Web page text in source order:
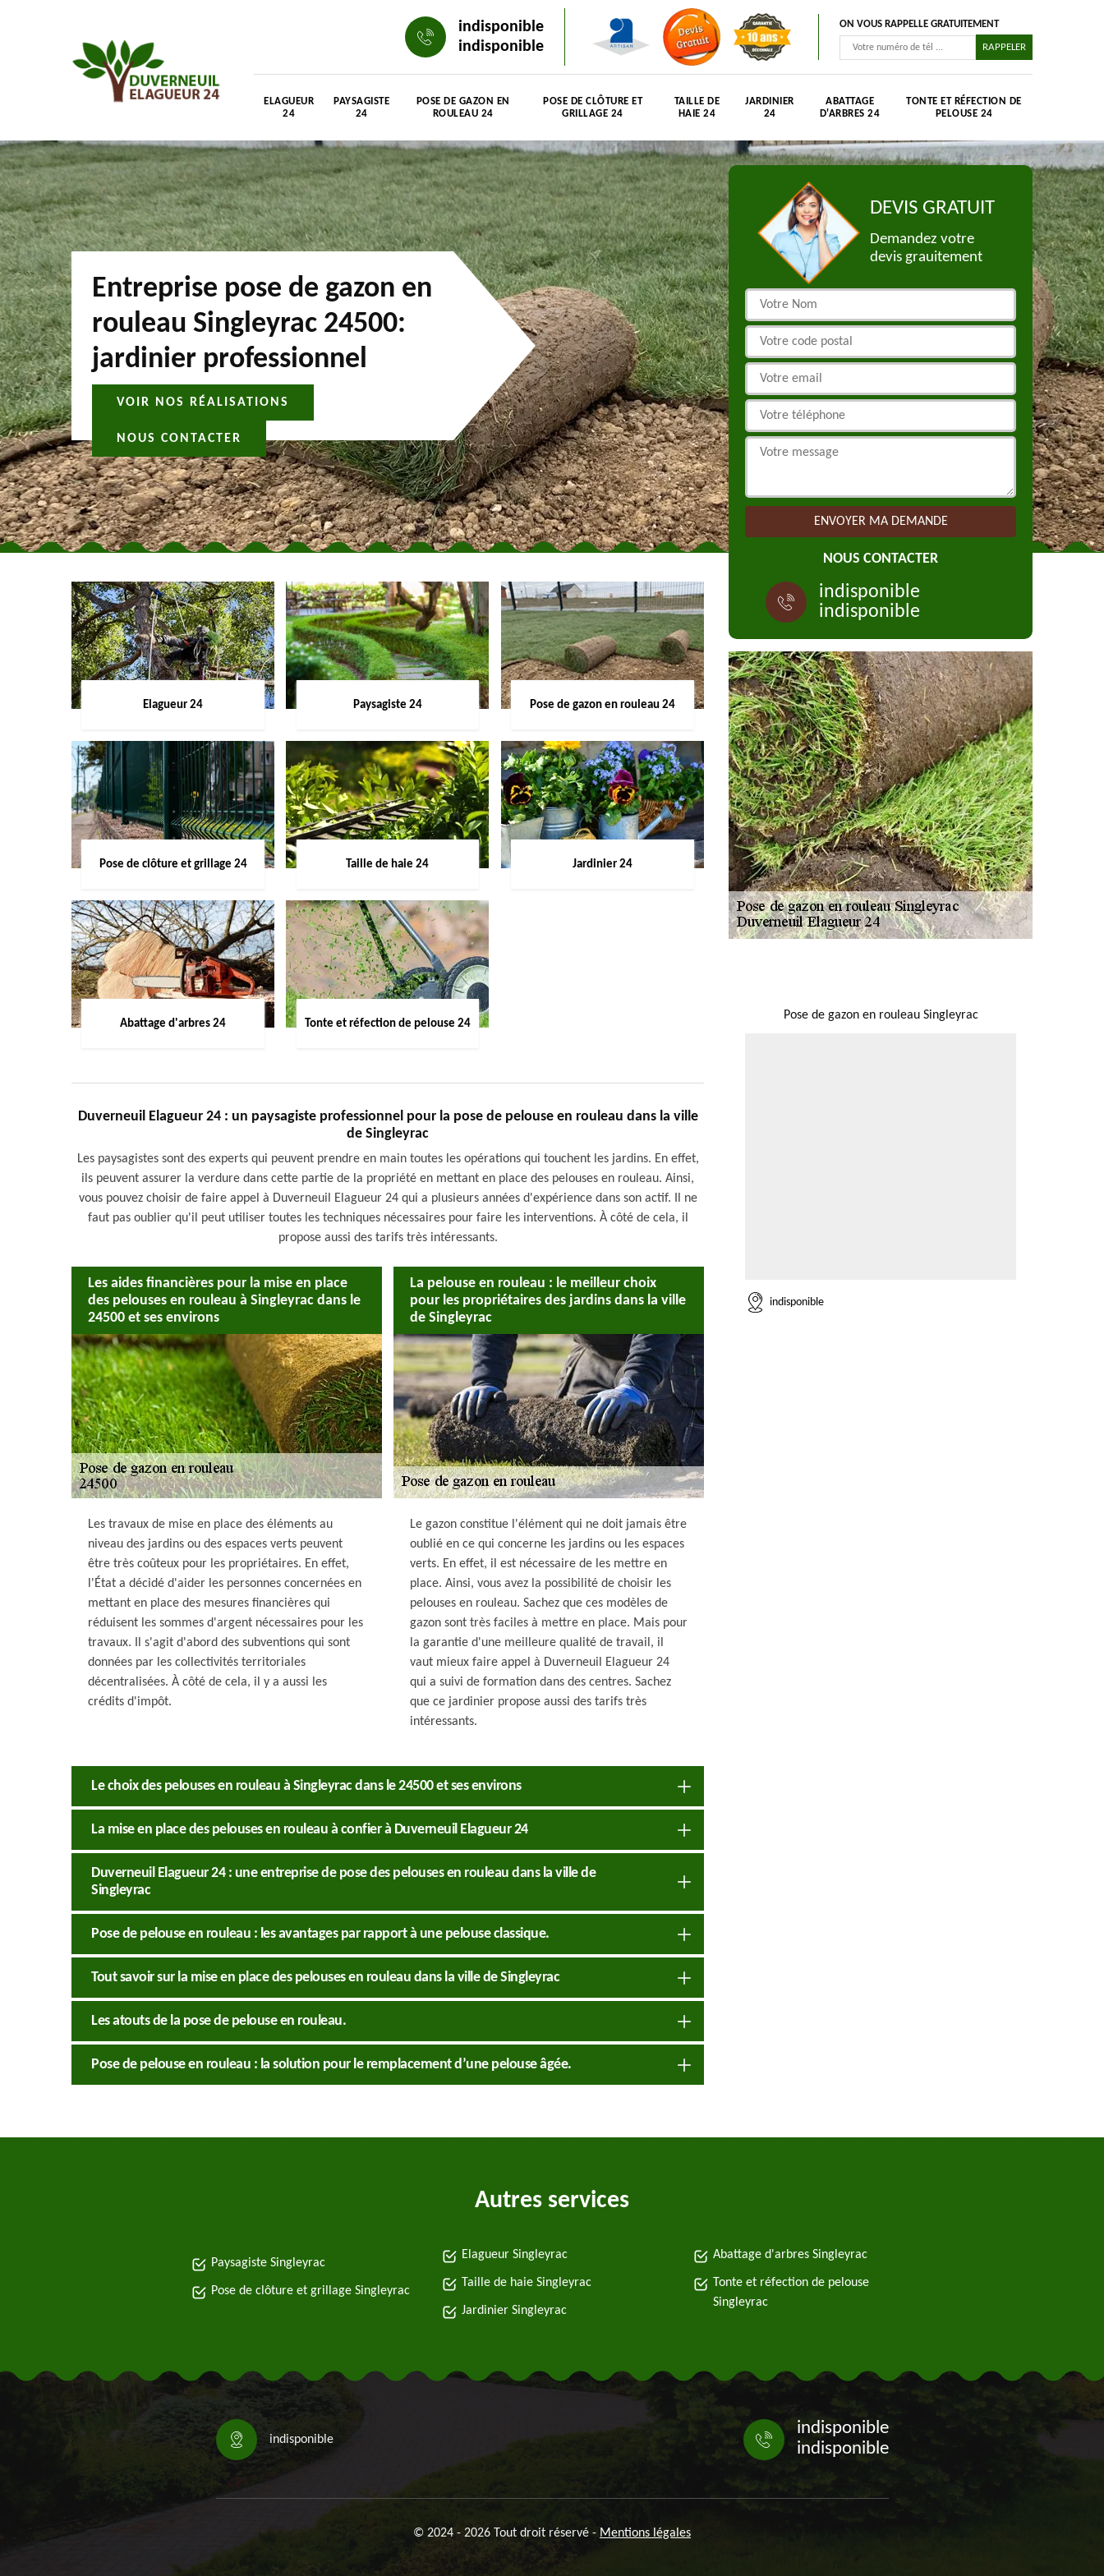
indisponible
indisponible
ON VOUS RAPPELLE GRATUITEMENT
ELAGUEUR
24
PAYSAGISTE
24
POSE DE GAZON EN
ROULEAU 24
POSE DE CLÔTURE ET
GRILLAGE 24
TAILLE DE
HAIE 24
JARDINIER
24
ABATTAGE
D'ARBRES 24
TONTE ET RÉFECTION DE
PELOUSE 24
Entreprise pose de gazon en
rouleau Singleyrac 24500:
jardinier professionnel
VOIR NOS RÉALISATIONS
NOUS CONTACTER
Elagueur 24 Paysagiste 24 Pose de gazon en rouleau 24
Pose de clôture et grillage 24 Taille de haie 24 Jardinier 24
Abattage d'arbres 24 Tonte et réfection de pelouse 24
Duverneuil Elagueur 24 : un paysagiste professionnel pour la pose de pelouse en rouleau dans la ville
de Singleyrac
Les paysagistes sont des experts qui peuvent prendre en main toutes les opérations qui touchent les jardins. En effet,
ils peuvent assurer la verdure dans cette partie de la propriété en mettant en place des pelouses en rouleau. Ainsi,
vous pouvez choisir de faire appel à Duverneuil Elagueur 24 qui a plusieurs années d'expérience dans son actif. Il ne
faut pas oublier qu'il peut utiliser toutes les techniques nécessaires pour faire les interventions. À côté de cela, il
propose aussi des tarifs très intéressants.
Les aides financières pour la mise en place
des pelouses en rouleau à Singleyrac dans le
24500 et ses environs
Les travaux de mise en place des éléments au
niveau des jardins ou des espaces verts peuvent
être très coûteux pour les propriétaires. En effet,
l'État a décidé d'aider les personnes concernées en
mettant en place des mesures financières qui
réduisent les sommes d'argent nécessaires pour les
travaux. Il s'agit d'abord des subventions qui sont
données par les collectivités territoriales
décentralisées. À côté de cela, il y a aussi les
crédits d'impôt.
La pelouse en rouleau : le meilleur choix
pour les propriétaires des jardins dans la ville
de Singleyrac
Le gazon constitue l'élément qui ne doit jamais être
oublié en ce qui concerne les jardins ou les espaces
verts. En effet, il est nécessaire de les mettre en
place. Ainsi, vous avez la possibilité de choisir les
pelouses en rouleau. Sachez que ces modèles de
gazon sont très faciles à mettre en place. Mais pour
la garantie d'une meilleure qualité de travail, il
vaut mieux faire appel à Duverneuil Elagueur 24
qui a suivi de formation dans des centres. Sachez
que ce jardinier propose aussi des tarifs très
intéressants.
Le choix des pelouses en rouleau à Singleyrac dans le 24500 et ses environs
La mise en place des pelouses en rouleau à confier à Duverneuil Elagueur 24
Duverneuil Elagueur 24 : une entreprise de pose des pelouses en rouleau dans la ville de
Singleyrac
Pose de pelouse en rouleau : les avantages par rapport à une pelouse classique.
Tout savoir sur la mise en place des pelouses en rouleau dans la ville de Singleyrac
Les atouts de la pose de pelouse en rouleau.
Pose de pelouse en rouleau : la solution pour le remplacement d’une pelouse âgée.
DEVIS GRATUIT
Demandez votre
devis grauitement
NOUS CONTACTER
indisponible
indisponible
Pose de gazon en rouleau Singleyrac
indisponible
Autres services
Paysagiste Singleyrac
Pose de clôture et grillage Singleyrac
Elagueur Singleyrac
Taille de haie Singleyrac
Jardinier Singleyrac
Abattage d'arbres Singleyrac
Tonte et réfection de pelouse
Singleyrac
indisponible
indisponible
indisponible
© 2024 - 2026 Tout droit réservé - Mentions légales